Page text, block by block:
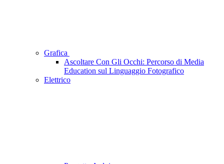
Grafica
Ascoltare Con Gli Occhi: Percorso di Media
Education sul Linguaggio Fotografico
Elettrico